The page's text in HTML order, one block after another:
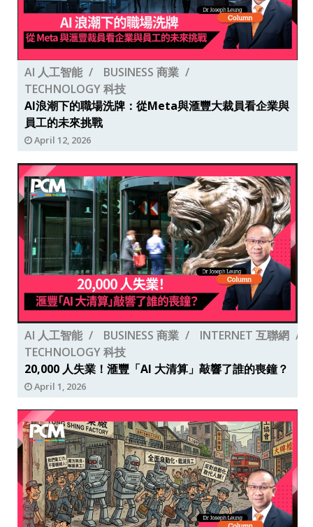
AI 人工智能
BUSINESS 商業
TECHNOLOGY 科技
AI浪潮下的職場洗牌：從Meta與滙豐大裁員看企業與
員工的未來挑戰
April 12, 2026
AI 人工智能 BUSINESS 商業
INTERNET 互聯網
TECHNOLOGY 科技
20,000 人失業！滙豐「AI 大清算」敲響了誰的喪鐘？
April 1, 2026